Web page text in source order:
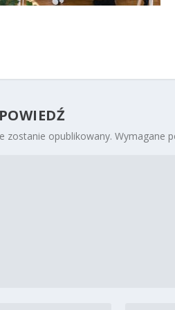
zostanie opublikowany. Wymagane